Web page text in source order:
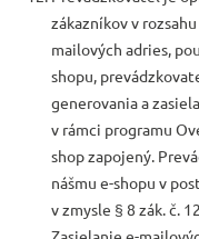
zákazníkov v
mailových adries,
shopu,
generovania a
v rámci programu
shop zapojený.
nášmu e-shopu v
v zmysle § 8 zák. č.